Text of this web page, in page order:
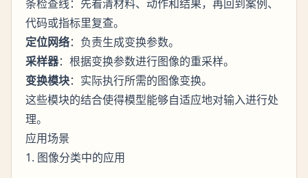
条检查线：先看清材料、动作和结果，再回到案例、
代码或指标里复查。
定位网络：负责生成变换参数。
采样器：根据变换参数进行图像的重采样。
变换模块：实际执行所需的图像变换。
这些模块的结合使得模型能够自适应地对输入进行处
理。
应用场景
1. 图像分类中的应用